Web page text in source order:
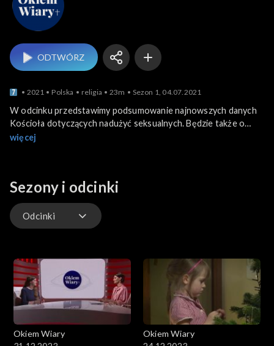
ODTWÓRZ
2021 Polska religia 23m Sezon 1, 04.07.2021
W odcinku przedstawimy podsumowanie najnowszych danych
Kościoła dotyczących nadużyć seksualnych. Będzie także o
Dniu Zawierzenia czyli modlitwie za Liban a także o wodzie i T-
Kościoła w Polsce i na świecie.
więcej
Sezony i odcinki
Odcinki
Okiem Wiary
Okiem Wiary